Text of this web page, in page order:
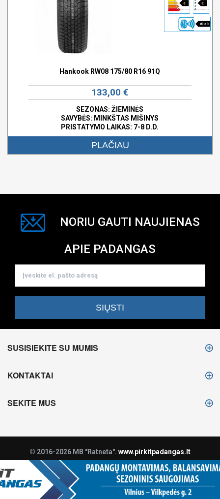
e E
69 dB
Hankook RW08 175/80 R16 91Q
133,00 €
SEZONAS: ŽIEMINĖS
SAVYBĖS: MINKŠTAS MIŠINYS
PRISTATYMO LAIKAS: 7-8 D.D.
PLAČIAU
NORIU GAUTI NAUJIENAS
APIE PADANGAS
SUSISIEKITE SU MUMIS
KONTAKTAI
SEKITE MUS
© 2016-2026 MB "Ratneta". www.pirkitpadangas.lt